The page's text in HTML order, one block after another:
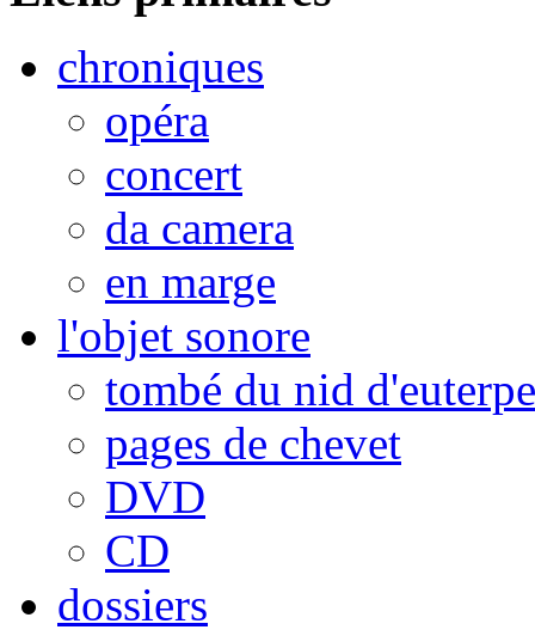
chroniques
opéra
concert
da camera
en marge
l'objet sonore
tombé du nid d'euterpe
pages de chevet
DVD
CD
dossiers